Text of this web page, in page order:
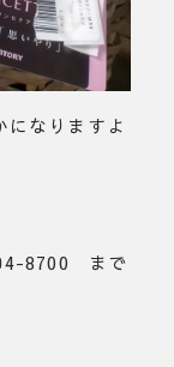
になりますよ
8700 まで